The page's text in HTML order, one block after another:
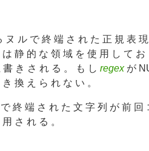
ヌ ル で 終 端 さ れ た 正 規 表
静 的 な 領 域 を 使 用 し て
書 き さ れ る 。 も しregexが
換 え ら れ な い 。
終 端 さ れ た 文 字 列 が 前
さ れ る 。